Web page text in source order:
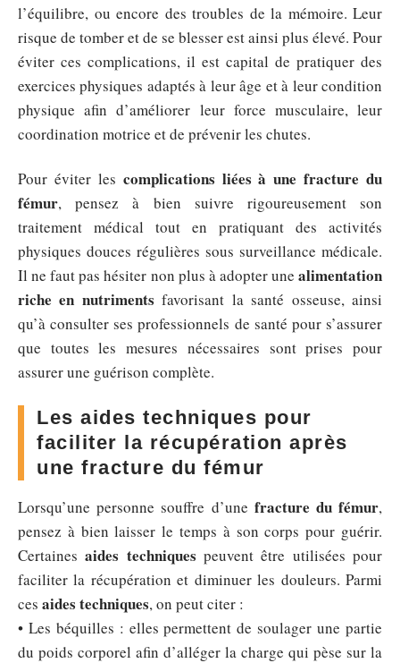
l’équilibre, ou encore des troubles de la mémoire. Leur
risque de tomber et de se blesser est ainsi plus élevé. Pour
éviter ces complications, il est capital de pratiquer des
exercices physiques adaptés à leur âge et à leur condition
physique afin d’améliorer leur force musculaire, leur
coordination motrice et de prévenir les chutes.
Pour éviter les complications liées à une fracture du
fémur, pensez à bien suivre rigoureusement son
traitement médical tout en pratiquant des activités
physiques douces régulières sous surveillance médicale.
Il ne faut pas hésiter non plus à adopter une alimentation
riche en nutriments favorisant la santé osseuse, ainsi
qu’à consulter ses professionnels de santé pour s’assurer
que toutes les mesures nécessaires sont prises pour
assurer une guérison complète.
Les aides techniques pour
faciliter la récupération après
une fracture du fémur
Lorsqu’une personne souffre d’une fracture du fémur,
pensez à bien laisser le temps à son corps pour guérir.
Certainesaides techniques peuvent être utilisées pour
faciliter la récupération et diminuer les douleurs. Parmi
ces aides techniques, on peut citer :
• Les béquilles : elles permettent de soulager une partie
du poids corporel afin d’alléger la charge qui pèse sur la